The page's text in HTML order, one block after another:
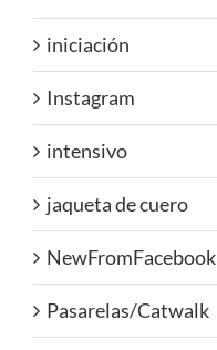
iniciación
Instagram
intensivo
jaqueta de cuero
NewFromFacebook
Pasarelas/Catwalk